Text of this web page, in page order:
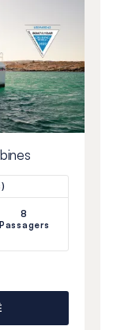
8
Passagers